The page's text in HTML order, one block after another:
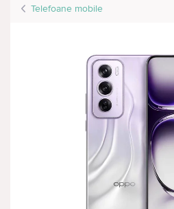
Telefoane mobile